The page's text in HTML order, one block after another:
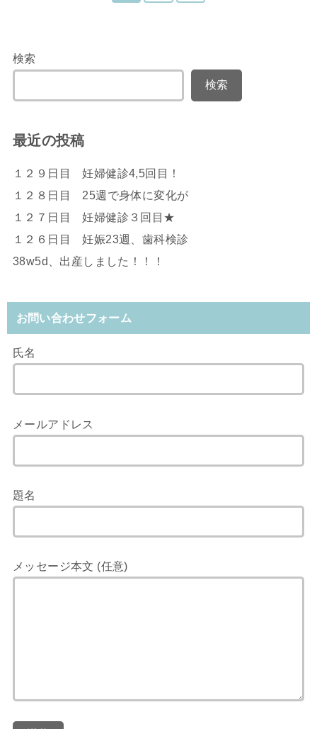
検索
検索
最近の投稿
１２９日目 妊婦健診4,5回目！
１２８日目 25週で身体に変化が
１２７日目 妊婦健診３回目★
１２６日目 妊娠23週、歯科検診
38w5d、出産しました！！！
お問い合わせフォーム
氏名
メールアドレス
題名
メッセージ本文 (任意)